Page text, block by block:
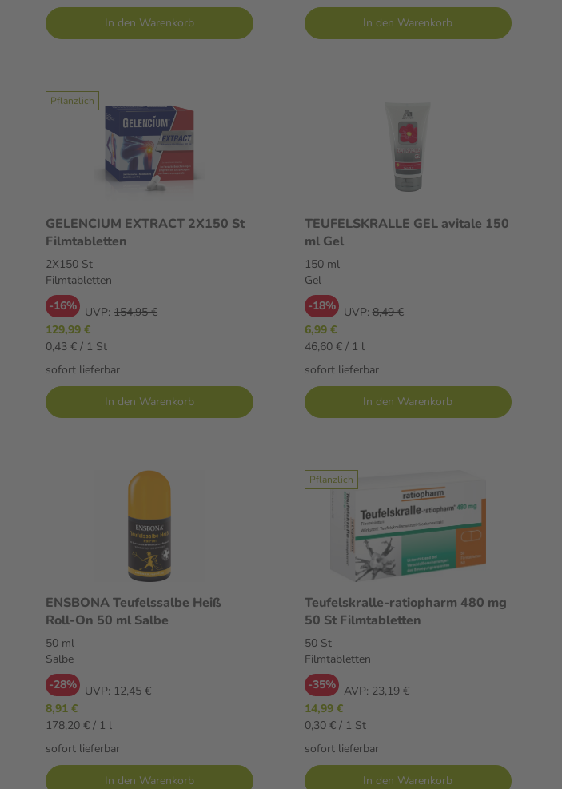
In den Warenkorb In den Warenkorb
Pflanzlich
GELENCIUM EXTRACT 2X150 St
Filmtabletten
2X150 St
Filmtabletten
-16% UVP: 154,95 €
129,99 €
0,43 € / 1 St
sofort lieferbar
In den Warenkorb
TEUFELSKRALLE GEL avitale 150
ml Gel
150 ml
Gel
-18%
UVP: 8,49 €
6,99 €
46,60 € / 1 l
sofort lieferbar
In den Warenkorb
ENSBONA Teufelssalbe Heiß
Roll-On 50 ml Salbe
50 ml
Salbe
-28% UVP: 12,45 €
8,91 €
178,20 € / 1 l
sofort lieferbar
In den Warenkorb
Pflanzlich
Teufelskralle-ratiopharm 480 mg
50 St Filmtabletten
50 St
Filmtabletten
-35% AVP: 23,19 €
14,99 €
0,30 € / 1 St
sofort lieferbar
In den Warenkorb